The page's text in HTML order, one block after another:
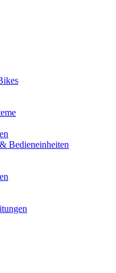
Bedieneinheiten